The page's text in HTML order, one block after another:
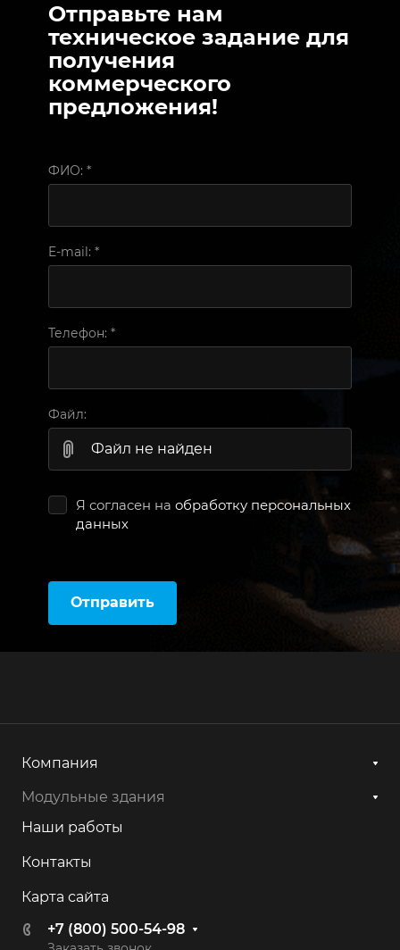
Отправьте нам
техническое задание для
получения
коммерческого
предложения!
ФИО: *
E-mail: *
Телефон: *
Файл:
Файл не найден
Я согласен на обработку персональных
данных
Отправить
Компания
Модульные здания
Наши работы
Контакты
Карта сайта
+7 (800) 500-54-98